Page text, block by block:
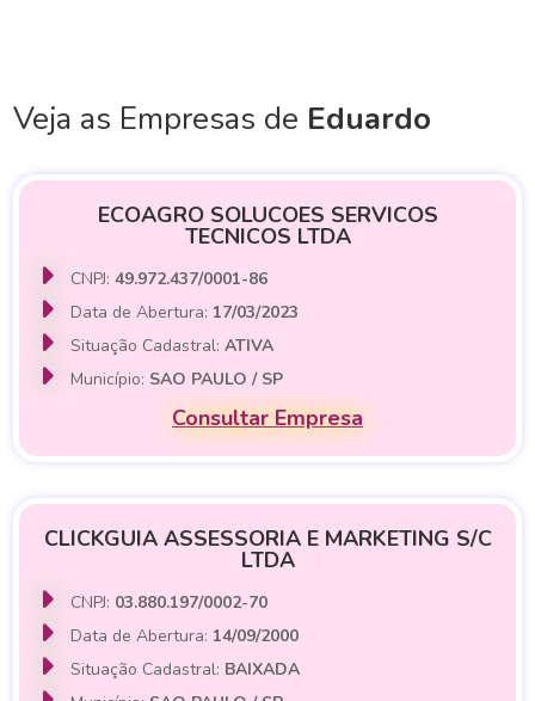
Veja as Empresas de Eduardo
ECOAGRO SOLUCOES SERVICOS
TECNICOS LTDA
CNPJ:49.972.437/0001-86
Data de Abertura: 17/03/2023
Situação Cadastral:ATIVA
Município: SAO PAULO / SP
Consultar Empresa
CLICKGUIA ASSESSORIA E MARKETING S/C
LTDA
CNPJ: 03.880.197/0002-70
Data de Abertura: 14/09/2000
Situação Cadastral: BAIXADA